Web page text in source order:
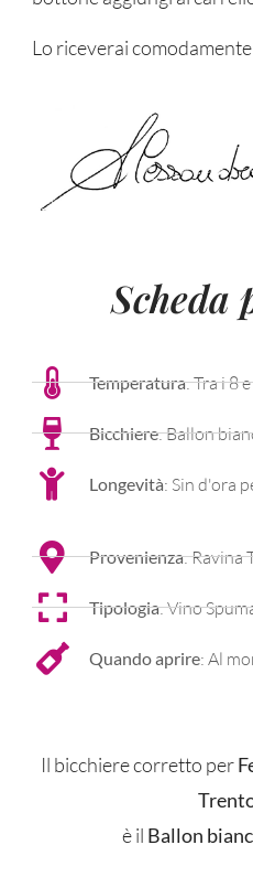
Lo riceverai comodamente
Scheda
Temperatura: Tra i 8
Bicchiere: Ballon
Longevità: Sin d'ora
Provenienza: Ravina
Tipologia: Vino
Quando aprire: Al
Il bicchiere corretto per
è il Ballon